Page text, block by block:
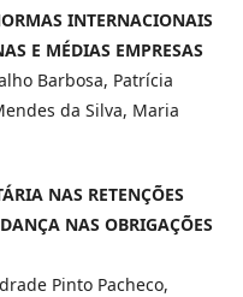
INTERNACIONAIS
E MÉDIAS EMPRESAS
Barbosa, Patrícia
da Silva, Maria
NAS RETENÇÕES
NAS OBRIGAÇÕES
Pinto Pacheco,